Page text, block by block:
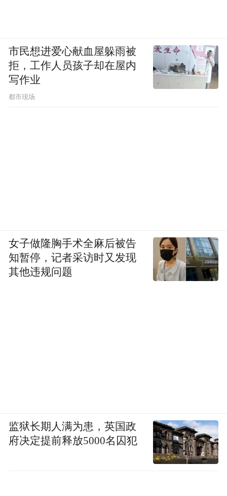
市民想进爱心献血屋躲雨被
拒，工作人员孩子却在屋内
写作业
都市现场
女子做隆胸手术全麻后被告
知暂停，记者采访时又发现
其他违规问题
监狱长期人满为患，英国政
府决定提前释放5000名囚犯